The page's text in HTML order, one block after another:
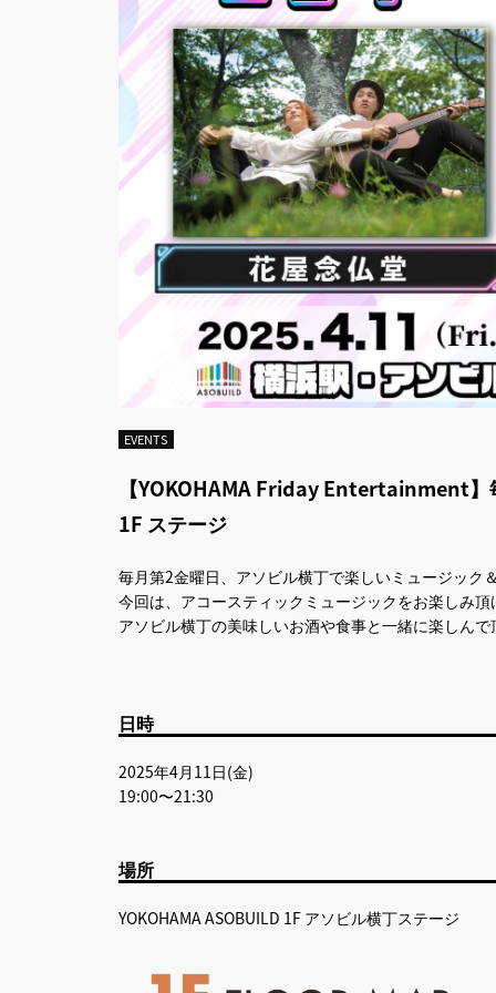
EVENTS
【YOKOHAMA Friday Entertainment
1F ステージ
毎月第2金曜日、アソビル横丁で楽しいミュージック
今回は、アコースティックミュージックをお楽しみ
アソビル横丁の美味しいお酒や食事と一緒に楽しん
日時
2025年4月11日(金)
19:00〜21:30
場所
YOKOHAMA ASOBUILD 1F アソビル横丁ステージ